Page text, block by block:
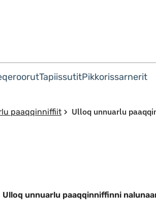
TapiissutitPikkorissarnerit
paaqqinniffiit Ulloq unnuarlu
Ulloq unnuarlu paaqqinniffinni